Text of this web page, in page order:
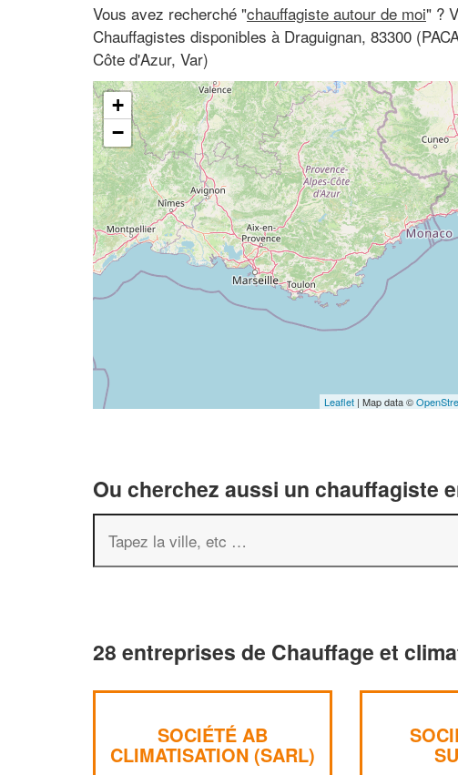
Vous avez recherché "chauffagiste autour de moi" ?
Chauffagistes disponibles à Draguignan, 83300
Côte d'Azur, Var)
+
−
Leaflet | Map data ©
Ou cherchez aussi un chauffagiste
28 entreprises de Chauffage et
SOCIÉTÉ AB
CLIMATISATION (SARL)